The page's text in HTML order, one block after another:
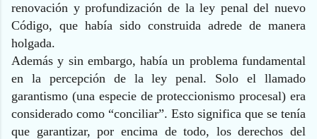
renovación y profundización de la ley penal del nuevo
Código, que había sido construida adrede de manera
holgada.
Además y sin embargo, había un problema fundamental
en la percepción de la ley penal. Solo el llamado
garantismo (una especie de proteccionismo procesal) era
considerado como “conciliar”. Esto significa que se tenía
que garantizar, por encima de todo, los derechos del